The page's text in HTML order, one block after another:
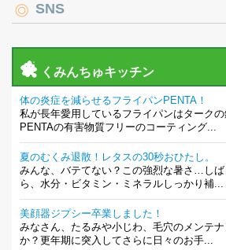
SNS
くみんちゅキッチン
体の炎症を減らせるフライパンPENTA！
私が長年愛用しているフライパンはタークの
PENTAの有害物質フリーのコーティング...
夏のむくみ退散！レタスの30秒おひたし。
みんな、バテてない？この強烈な暑さ…し
ら、水分・ビタミン・ミネラルしっかり補...
美顔器ジプシー卒業しました！
みなさん、たるみや小じわ、毛穴のメンテ
か？更年期に突入してさらに日々のお手...